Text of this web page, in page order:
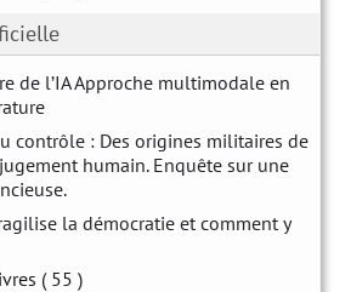
de l’IA Approche multimodale en
contrôle : Des origines militaires de
humain. Enquête sur une
la démocratie et comment y
( 55 )